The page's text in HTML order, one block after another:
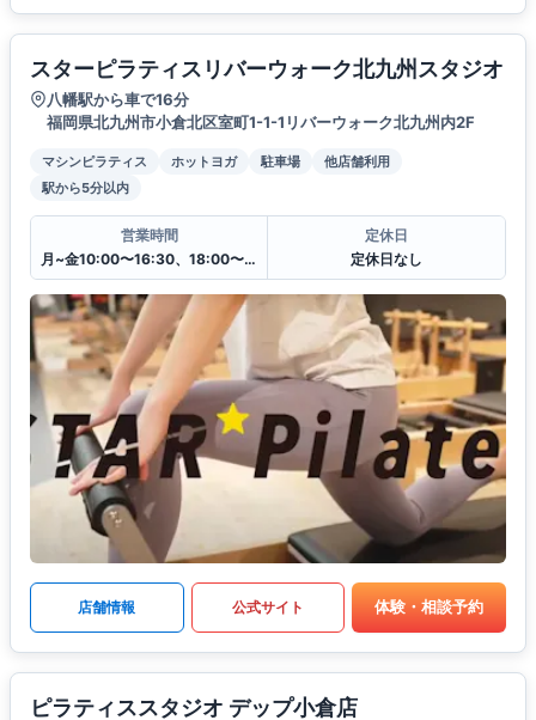
スターピラティスリバーウォーク北九州スタジオ
八幡駅から車で16分
福岡県北九州市小倉北区室町1-1-1リバーウォーク北九州内2F
マシンピラティス ホットヨガ 駐車場
他店舗利用
駅から5分以内
営業時間
月~金10:00〜16:30、18:00〜21:00
定休日
定休日なし
店舗情報 公式サイト 体験・相談予約
ピラティススタジオ デップ小倉店